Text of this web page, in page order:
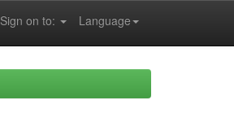
Language
Sign on to: